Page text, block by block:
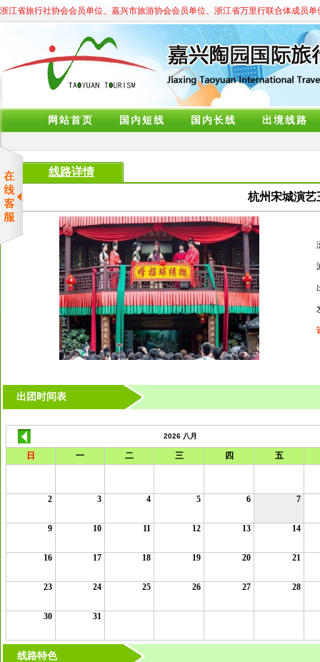
浙江省旅行社协会会员单位、嘉兴市旅游协会会员单位、浙江省万里行联合体成员
网站首页 国内短线 国内长线 出境线路
线路详情
杭州宋城演艺
出团时间表
线路特色